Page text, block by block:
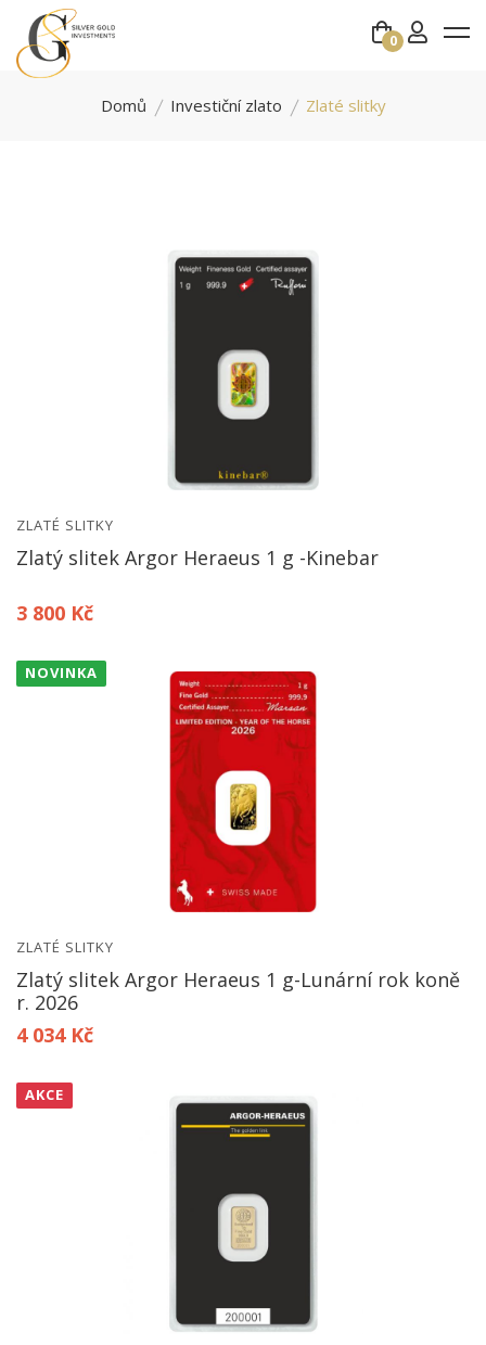
0
Domů Investiční zlato Zlaté slitky
ZLATÉ SLITKY
Zlatý slitek Argor Heraeus 1 g -Kinebar
3 800 Kč
NOVINKA
ZLATÉ SLITKY
Zlatý slitek Argor Heraeus 1 g-Lunární rok koně
r. 2026
4 034 Kč
AKCE